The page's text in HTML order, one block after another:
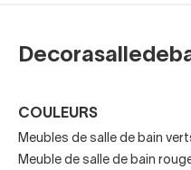
légèreté visuelle et
COULEURS
Meubles de salle de bain
Meuble de salle de bain